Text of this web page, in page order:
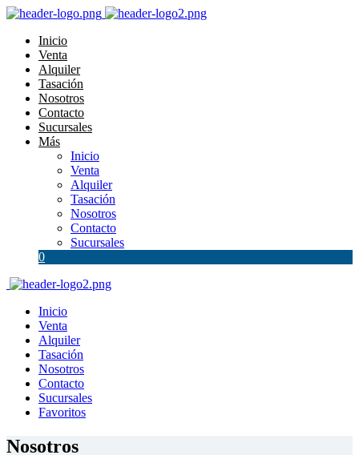
Inicio
Venta
Alquiler
Tasación
Nosotros
Contacto
Sucursales
Más
Inicio
Venta
Alquiler
Tasación
Nosotros
Contacto
Sucursales
0
Inicio
Venta
Alquiler
Tasación
Nosotros
Contacto
Sucursales
Favoritos
Nosotros